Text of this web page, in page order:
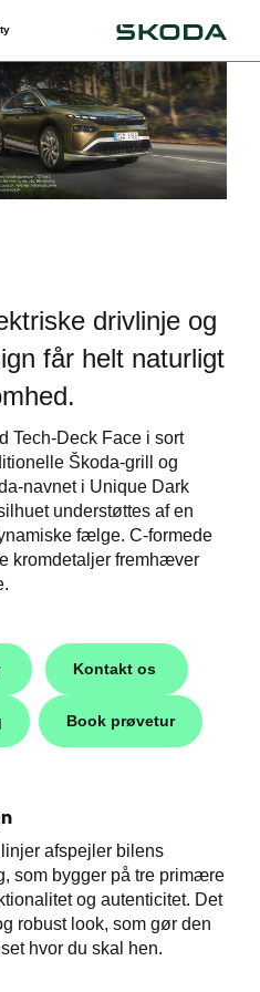
drivlinje og
får helt naturligt
Tech-Deck Face i sort
Škoda-grill og
navnet i Unique Dark
understøttes af en
fælge. C-formede
kromdetaljer fremhæver
Kontakt os
Book prøvetur
afspejler bilens
som bygger på tre primære
og autenticitet. Det
robust look, som gør den
hvor du skal hen.